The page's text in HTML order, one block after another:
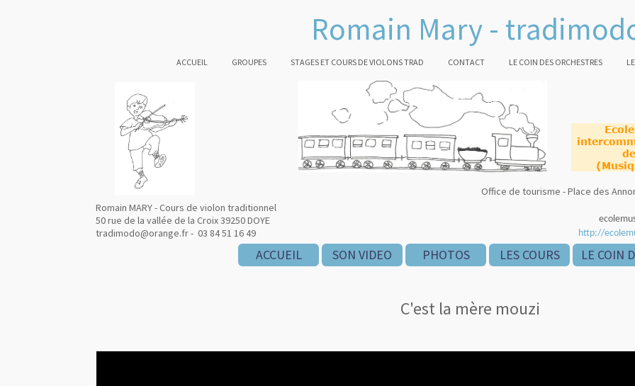
Romain Mary -
ACCUEIL GROUPES STAGES ET COURS DE VIOLONS TRAD CONTACT LE COIN DES ORCHESTRES
Office de tourisme - Place des
http://
Romain MARY - Cours de violon traditionnel
50 rue de la vallée de la Croix 39250 DOYE
tradimodo@orange.fr - 03 84 51 16 49
ACCUEIL SON VIDEO PHOTOS LES COURS LE COIN
C'est la mère mouzi